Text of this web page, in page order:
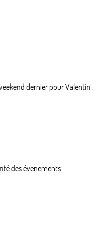
dernier pour Valentin
des évenements